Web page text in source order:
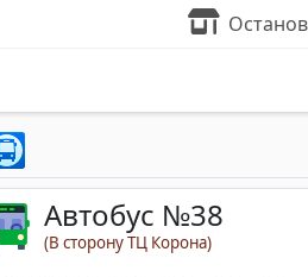
Автобус №38
(В сторону ТЦ Корона)